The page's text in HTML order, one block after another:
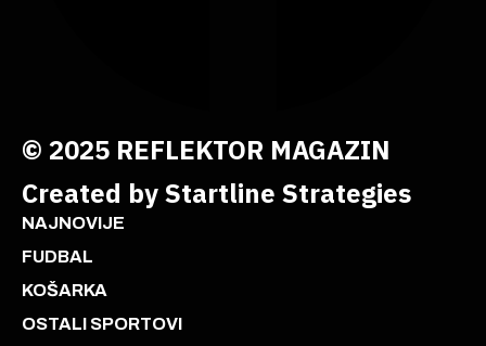
© 2025 REFLEKTOR MAGAZIN
Created by Startline Strategies
NAJNOVIJE
FUDBAL
KOŠARKA
OSTALI SPORTOVI